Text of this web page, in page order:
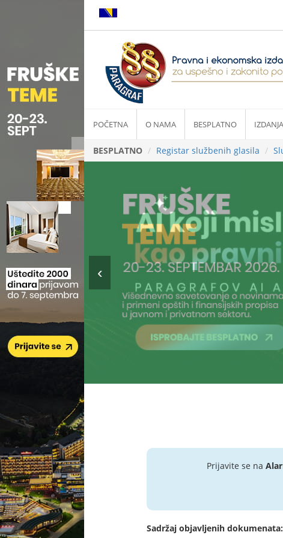
POČETNA O NAMA BESPLATNO IZDANJA
BESPLATNO Registar službenih glasila
Prijavite se na
Sadržaj objavljenih dokumenata: